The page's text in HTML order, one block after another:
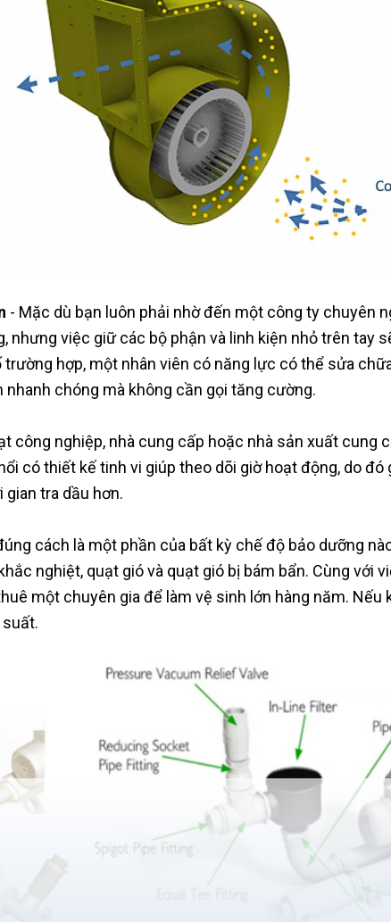
- Mặc dù bạn luôn phải nhờ đến một công ty chuyên
nhưng việc giữ các bộ phận và linh kiện nhỏ trên tay
trường hợp, một nhân viên có năng lực có thể sửa
chóng mà không cần gọi tăng cường.
công nghiệp, nhà cung cấp hoặc nhà sản xuất cung
có thiết kế tinh vi giúp theo dõi giờ hoạt động, do đó
tra dầu hơn.
cách là một phần của bất kỳ chế độ bảo dưỡng
nghiệt, quạt gió và quạt gió bị bám bẩn. Cùng với
một chuyên gia để làm vệ sinh lớn hàng năm. Nếu